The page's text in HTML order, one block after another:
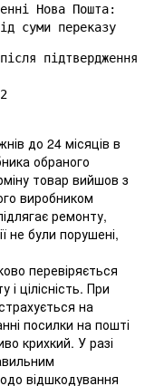
Нова Пошта:
підтвердження
до 24 місяців в
обраного
товар вийшов з
виробником
ремонту,
не були порушені,
перевіряється
цілісність. При
на
посилки на пошті
крихкий. У разі
відшкодування